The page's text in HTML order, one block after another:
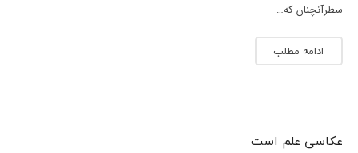
سطرآنچنان که…
ادامه مطلب
عکاسی علم است